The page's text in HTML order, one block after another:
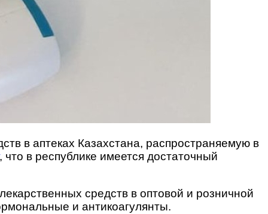
в аптеках Казахстана, распространяемую в
, что в республике имеется достаточный
средств в оптовой и розничной
и антикоагулянты.